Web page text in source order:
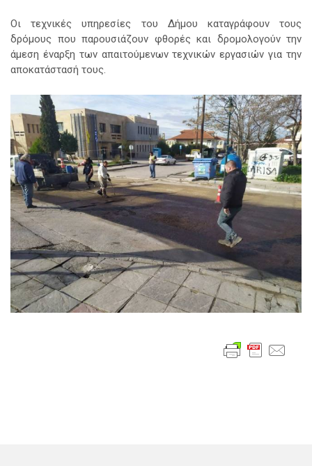
Οι τεχνικές υπηρεσίες του Δήμου καταγράφουν τους
δρόμους που παρουσιάζουν φθορές και δρομολογούν την
άμεση έναρξη των απαιτούμενων τεχνικών εργασιών για την
αποκατάστασή τους.